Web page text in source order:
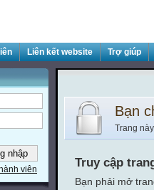
Liên kết website Trợ giúp
viên
Bạn
Trang
Truy cập
Bạn phải mở